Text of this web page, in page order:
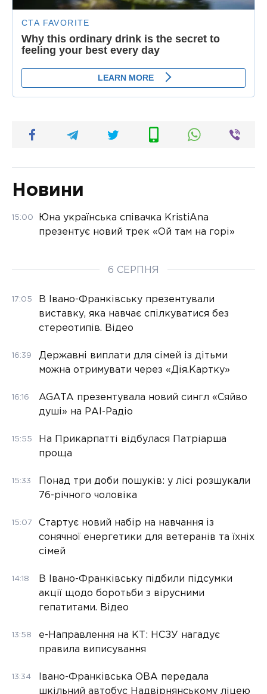
Новини
15:00
Юна українська співачка KristiAna
презентує новий трек «Ой там на горі»
6 СЕРПНЯ
17:05
В Івано-Франківську презентували
виставку, яка навчає спілкуватися без
стереотипів. Відео
16:39
Державні виплати для сімей із дітьми
можна отримувати через «Дія.Картку»
16:16
AGATA презентувала новий сингл «Сяйво
душі» на РАІ-Радіо
15:55
На Прикарпатті відбулася Патріарша
проща
15:33
Понад три доби пошуків: у лісі розшукали
76-річного чоловіка
15:07
Стартує новий набір на навчання із
сонячної енергетики для ветеранів та їхніх
сімей
14:18
В Івано-Франківську підбили підсумки
акції щодо боротьби з вірусними
гепатитами. Відео
13:58
е-Направлення на КТ: НСЗУ нагадує
правила виписування
13:34
Івано-Франківська ОВА передала
шкільний автобус Надвірнянському ліцею